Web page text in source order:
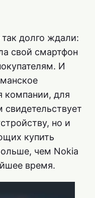
долго ждали:
свой смартфон
И
компании, для
но и
купить
чем Nokia
время.